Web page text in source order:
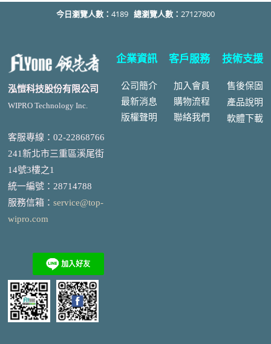
今日瀏覽人數： 4189 總瀏覽人數： 27127800
泓愷科技股份有限公司
WIPRO Technology Inc.
客服專線：02-22868766
241新北市三重區溪尾街
14號3樓之1
統一編號 ： 28714788
服務信箱： service@top-
wipro.com
企業資訊
公司簡介
最新消息
版權聲明
客戶服務
加入會員
購物流程
聯絡我們
技術支援
售後保固
產品說明
軟體下載